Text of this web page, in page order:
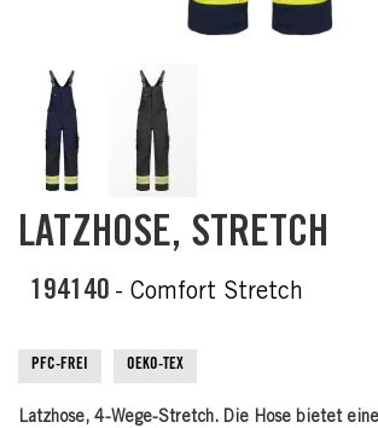
Skip
beginning
images
gallery
LATZHOSE, STRETCH
194140 - Comfort Stretch
PFC-FREI OEKO-TEX
Latzhose, 4-Wege-Stretch. Die Hose bietet